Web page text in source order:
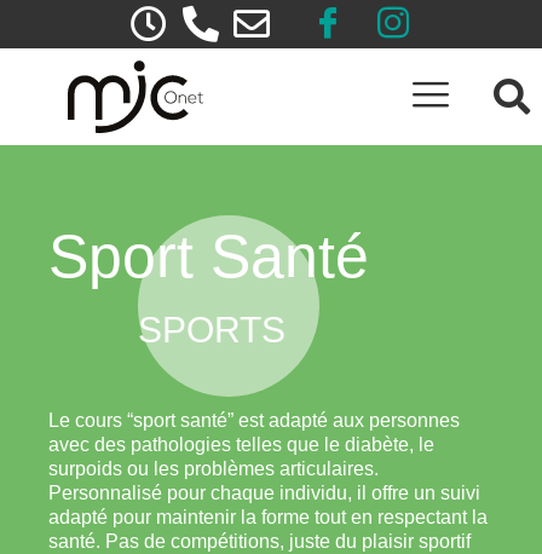
Sport Santé
SPORTS
Le cours “sport santé” est adapté aux personnes
avec des pathologies telles que le diabète, le
surpoids ou les problèmes articulaires.
Personnalisé pour chaque individu, il offre un suivi
adapté pour maintenir la forme tout en respectant la
santé. Pas de compétitions, juste du plaisir sportif